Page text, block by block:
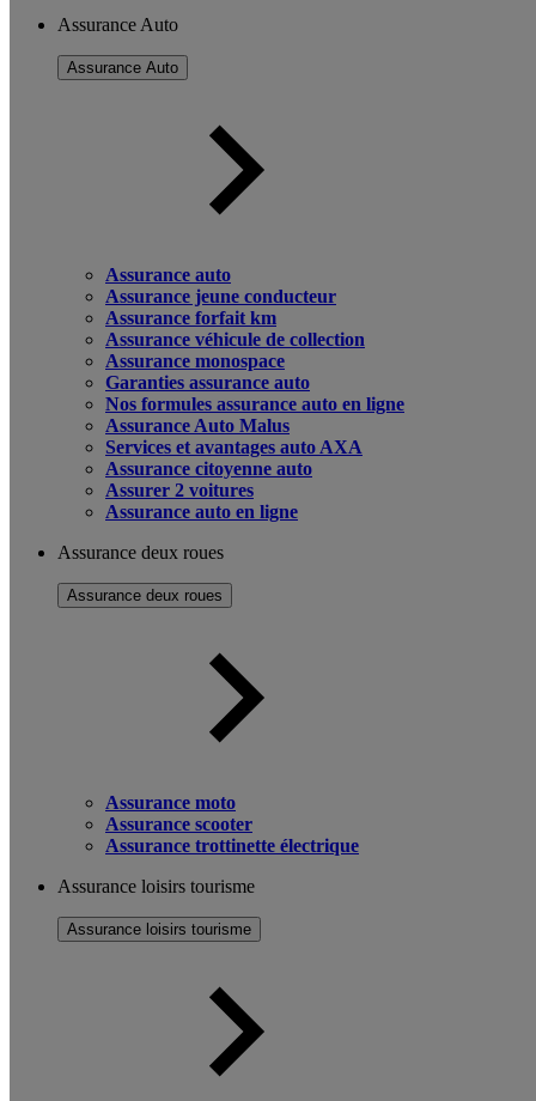
Assurance Auto
Assurance Auto
Assurance auto
Assurance jeune conducteur
Assurance forfait km
Assurance véhicule de collection
Assurance monospace
Garanties assurance auto
Nos formules assurance auto en ligne
Assurance Auto Malus
Services et avantages auto AXA
Assurance citoyenne auto
Assurer 2 voitures
Assurance auto en ligne
Assurance deux roues
Assurance deux roues
Assurance moto
Assurance scooter
Assurance trottinette électrique
Assurance loisirs tourisme
Assurance loisirs tourisme